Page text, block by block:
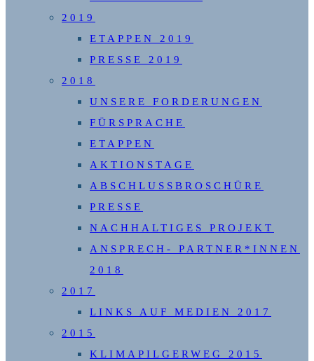
2019
ETAPPEN 2019
PRESSE 2019
2018
UNSERE FORDERUNGEN
FÜRSPRACHE
ETAPPEN
AKTIONSTAGE
ABSCHLUSSBROSCHÜRE
PRESSE
NACHHALTIGES PROJEKT
ANSPRECH- PARTNER*INNEN
2018
2017
LINKS AUF MEDIEN 2017
2015
KLIMAPILGERWEG 2015